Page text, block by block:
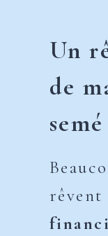
Un
de
rêvent